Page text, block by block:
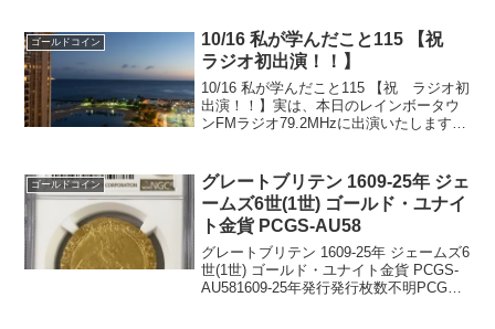
91.67%金表面：ジョージ3世の...
ゴールドコイン
10/16 私が学んだこと115 【祝
ラジオ初出演！！】
10/16 私が学んだこと115 【祝 ラジオ初
出演！！】実は、本日のレインボータウ
ンFMラジオ79.2MHzに出演いたします。
は、1000いいねや、Give&Giv...
ゴールドコイン
グレートブリテン 1609-25年 ジェ
ームズ6世(1世) ゴールド・ユナイ
ト金貨 PCGS-AU58
グレートブリテン 1609-25年 ジェームズ6
世(1世) ゴールド・ユナイト金貨 PCGS-
AU581609-25年発行発行枚数不明PCGS